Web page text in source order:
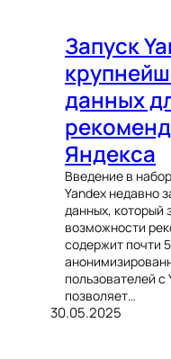
Запуск
данных
Яндекса
Введение в
Yandex недавно
данных, который
возможности
содержит почти
пользователей с
позволяет…
30.05.2025